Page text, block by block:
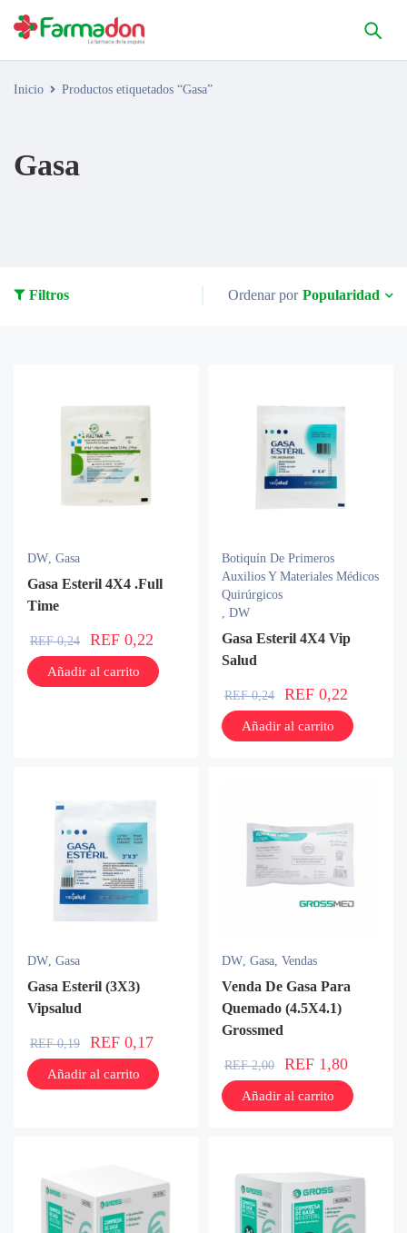
Inicio Productos etiquetados “Gasa”
Gasa
Filtros Ordenar por Popularidad
DW, Gasa
Gasa Esteril 4X4 .Full
Time
REF0,24 REF 0,22
Añadir al carrito
Botiquín De Primeros
Auxilios Y Materiales Médicos
Quirúrgicos
, DW
Gasa Esteril 4X4 Vip
Salud
REF0,24 REF 0,22
Añadir al carrito
DW, Gasa
Gasa Esteril (3X3)
Vipsalud
REF0,19 REF 0,17
Añadir al carrito
DW, Gasa, Vendas
Venda De Gasa Para
Quemado (4.5X4.1)
Grossmed
REF2,00 REF 1,80
Añadir al carrito